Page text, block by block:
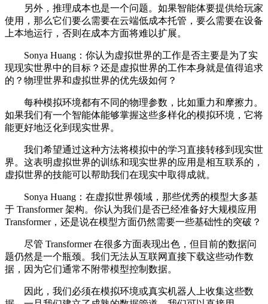
另外，推理成本也是一个问题。如果智能体要提供给玩家
使用，那么它们要么需要在云端低成本托管，要么需要在设备
上本地运行，否则在成本方面将难以扩展。
Sonya Huang：你认为虚拟世界的工作是否主要是为了实
现现实世界中的目标？还是虚拟世界的工作本身就是值得追求
的？物理世界和虚拟世界的优先级如何？
每种模拟环境都有不同的物理参数，比如重力和摩擦力。
如果我们有一个智能体能够掌握这些多样化的模拟环境，它将
能更好地泛化到现实世界。
我们希望通过这种方法将模拟中的学习直接转移到现实世
界。这表明虚拟世界的训练和现实世界的应用是相互联系的，
虚拟世界的技能可以帮助我们在现实中取得成就。
Sonya Huang：在虚拟世界领域，那些优秀的模型大多基
于 Transformer 架构。你认为我们是否已经准备好大规模应用
Transformer，还是说在模型方面仍然需要一些基础性的突破？
尽管 Transformer 在很多方面表现出色，但目前的数据问
题仍然是一个瓶颈。我们无法从互联网直接下载这些动作数
据，因为它们通常不附带模型控制数据。
因此，我们必须在模拟环境或真实机器人上收集这些数